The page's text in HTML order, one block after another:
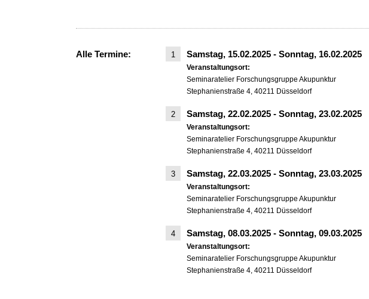
Alle Termine: 1 Samstag, 15.02.2025 - Sonntag, 16.02.2025
Veranstaltungsort:
Seminaratelier Forschungsgruppe Akupunktur
Stephanienstraße 4, 40211 Düsseldorf
2 Samstag, 22.02.2025 - Sonntag, 23.02.2025
Veranstaltungsort:
Seminaratelier Forschungsgruppe Akupunktur
Stephanienstraße 4, 40211 Düsseldorf
3 Samstag, 22.03.2025 - Sonntag, 23.03.2025
Veranstaltungsort:
Seminaratelier Forschungsgruppe Akupunktur
Stephanienstraße 4, 40211 Düsseldorf
4 Samstag, 08.03.2025 - Sonntag, 09.03.2025
Veranstaltungsort:
Seminaratelier Forschungsgruppe Akupunktur
Stephanienstraße 4, 40211 Düsseldorf